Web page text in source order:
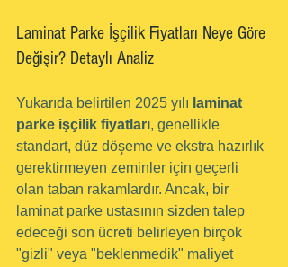
Laminat Parke İşçilik Fiyatları Neye Göre
Değişir? Detaylı Analiz
Yukarıda belirtilen 2025 yılı laminat
parke işçilik fiyatları, genellikle
standart, düz döşeme ve ekstra hazırlık
gerektirmeyen zeminler için geçerli
olan taban rakamlardır. Ancak, bir
laminat parke ustasının sizden talep
edeceği son ücreti belirleyen birçok
"gizli" veya "beklenmedik" maliyet